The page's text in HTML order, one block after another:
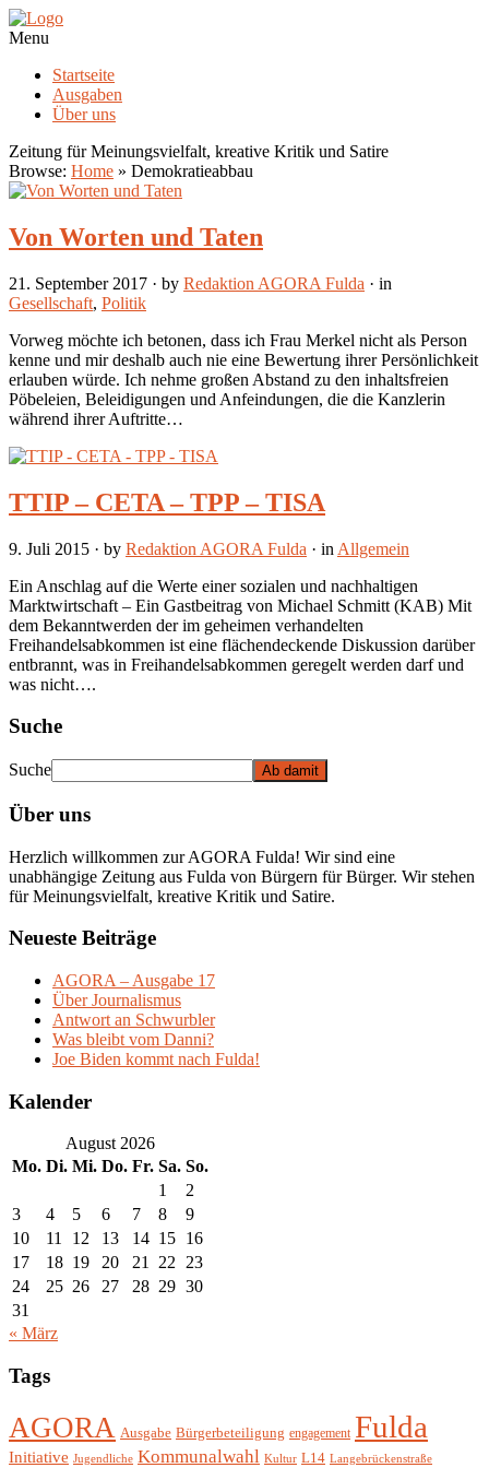
Menu
Startseite
Ausgaben
Über uns
Zeitung für Meinungsvielfalt, kreative Kritik und Satire
Browse: Home » Demokratieabbau
Von Worten und Taten
21. September 2017 · by Redaktion AGORA Fulda · in
Gesellschaft, Politik
Vorweg möchte ich betonen, dass ich Frau Merkel nicht als Person
kenne und mir deshalb auch nie eine Bewertung ihrer Persönlichkeit
erlauben würde. Ich nehme großen Abstand zu den inhaltsfreien
Pöbeleien, Beleidigungen und Anfeindungen, die die Kanzlerin
während ihrer Auftritte…
TTIP – CETA – TPP – TISA
9. Juli 2015 · by Redaktion AGORA Fulda · in Allgemein
Ein Anschlag auf die Werte einer sozialen und nachhaltigen
Marktwirtschaft – Ein Gastbeitrag von Michael Schmitt (KAB) Mit
dem Bekanntwerden der im geheimen verhandelten
Freihandelsabkommen ist eine flächendeckende Diskussion darüber
entbrannt, was in Freihandelsabkommen geregelt werden darf und
was nicht….
Suche
Suche
Über uns
Herzlich willkommen zur AGORA Fulda! Wir sind eine
unabhängige Zeitung aus Fulda von Bürgern für Bürger. Wir stehen
für Meinungsvielfalt, kreative Kritik und Satire.
Neueste Beiträge
AGORA – Ausgabe 17
Über Journalismus
Antwort an Schwurbler
Was bleibt vom Danni?
Joe Biden kommt nach Fulda!
Kalender
August 2026
Mo. Di. Mi. Do. Fr. Sa. So.
1
2
3
4 5 6 7 8
9
10
11 12 13 14 15 16
17
18 19 20 21 22
23
24
25 26 27 28 29 30
31
« März
Tags
AGORA Ausgabe Bürgerbeteiligung engagement Fulda
Initiative Jugendliche Kommunalwahl Kultur L14 Langebrückenstraße